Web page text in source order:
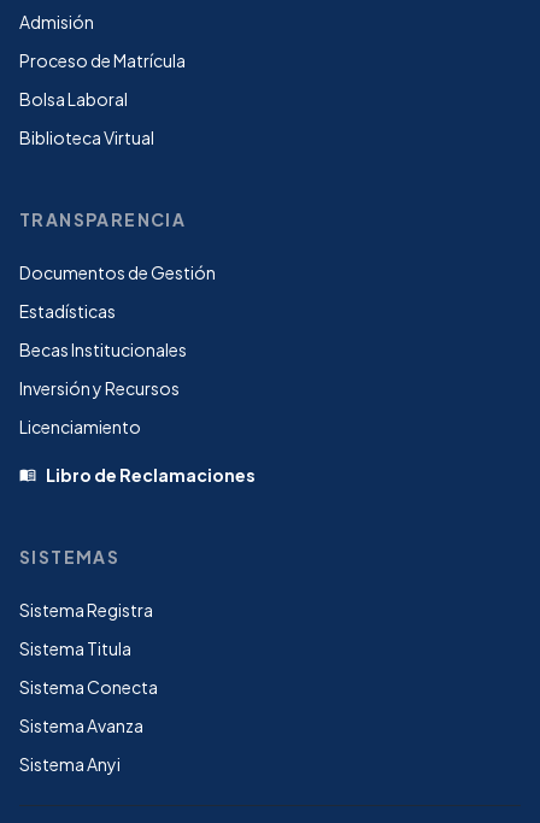
Admisión
Proceso de Matrícula
Bolsa Laboral
Biblioteca Virtual
TRANSPARENCIA
Documentos de Gestión
Estadísticas
Becas Institucionales
Inversión y Recursos
Licenciamiento
menu_book Libro de Reclamaciones
SISTEMAS
Sistema Registra
Sistema Titula
Sistema Conecta
Sistema Avanza
Sistema Anyi